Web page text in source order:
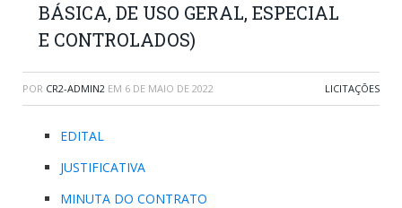
BÁSICA, DE USO GERAL, ESPECIAL
E CONTROLADOS)
POR CR2-ADMIN2 EM 6 DE MAIO DE 2022 LICITAÇÕES
EDITAL
JUSTIFICATIVA
MINUTA DO CONTRATO